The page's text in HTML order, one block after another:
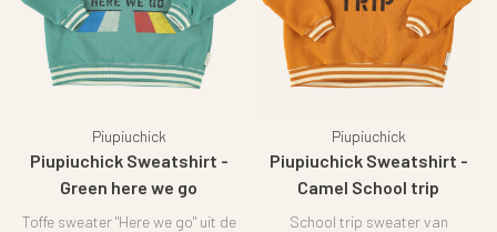
Piupiuchick
Piupiuchick Sweatshirt -
Green here we go
Toffe sweater "Here we go" uit de
Piupiuchick
Piupiuchick Sweatshirt -
Camel School trip
School trip sweater van